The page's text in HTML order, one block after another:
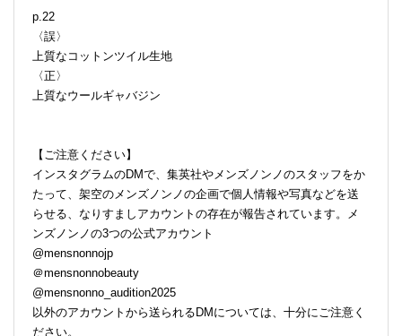
p.22
〈誤〉
上質なコットンツイル生地
〈正〉
上質なウールギャバジン
【ご注意ください】
インスタグラムのDMで、集英社やメンズノンノのスタッフをか
たって、架空のメンズノンノの企画で個人情報や写真などを送
らせる、なりすましアカウントの存在が報告されています。メ
ンズノンノの3つの公式アカウント
@mensnonnojp
＠mensnonnobeauty
@mensnonno_audition2025
以外のアカウントから送られるDMについては、十分にご注意く
ださい。